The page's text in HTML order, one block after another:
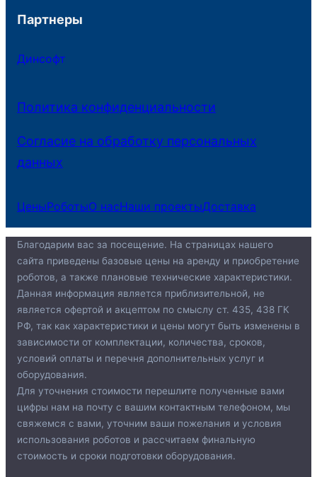
Партнеры
Динсофт
Политика конфиденциальности
Согласие на обработку персональных
данных
ЦеныРоботыО насНаши проектыДоставка
Благодарим вас за посещение. На страницах нашего
сайта приведены базовые цены на аренду и приобретение
роботов, а также плановые технические характеристики.
Данная информация является приблизительной, не
является офертой и акцептом по смыслу ст. 435, 438 ГК
РФ, так как характеристики и цены могут быть изменены в
зависимости от комплектации, количества, сроков,
условий оплаты и перечня дополнительных услуг и
оборудования.
Для уточнения стоимости перешлите полученные вами
цифры нам на почту c вашим контактным телефоном, мы
свяжемся с вами, уточним ваши пожелания и условия
использования роботов и рассчитаем финальную
стоимость и сроки подготовки оборудования.